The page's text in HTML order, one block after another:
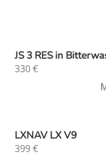
JS 3 RES in
330€
LXNAV LX V9
399€